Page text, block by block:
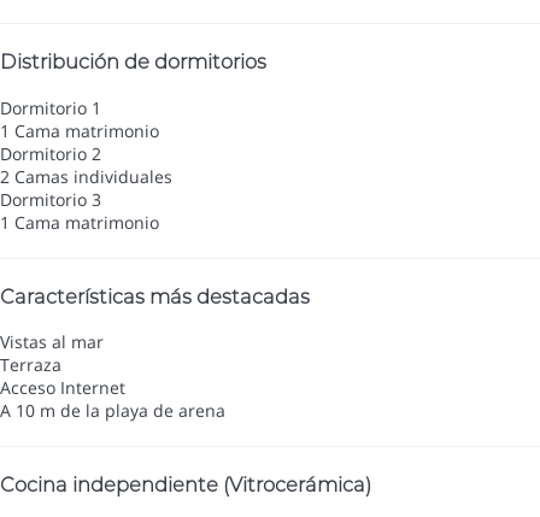
Distribución de dormitorios
Dormitorio 1
1 Cama matrimonio
Dormitorio 2
2 Camas individuales
Dormitorio 3
1 Cama matrimonio
Características más destacadas
Vistas al mar
Terraza
Acceso Internet
A 10 m de la playa de arena
Cocina independiente (Vitrocerámica)